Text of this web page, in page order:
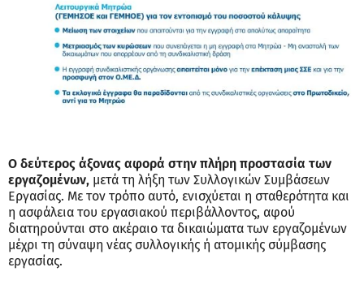
Ο δεύτερος άξονας αφορά στην πλήρη προστασία των
εργαζομένων, μετά τη λήξη των Συλλογικών Συμβάσεων
Εργασίας. Με τον τρόπο αυτό, ενισχύεται η σταθερότητα και
η ασφάλεια του εργασιακού περιβάλλοντος, αφού
διατηρούνται στο ακέραιο τα δικαιώματα των εργαζομένων
μέχρι τη σύναψη νέας συλλογικής ή ατομικής σύμβασης
εργασίας.